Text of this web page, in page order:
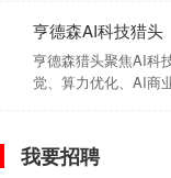
亨德森AI科技猎头
亨德森猎头聚焦AI科
觉、算力优化、AI商
我要招聘